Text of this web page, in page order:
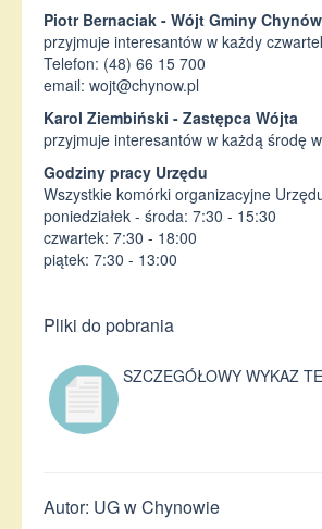
Piotr Bernaciak - Wójt Gminy Chynów
przyjmuje interesantów w każdy
Telefon: (48) 66 15 700
email: wojt@chynow.pl
Karol Ziembiński - Zastępca Wójta
przyjmuje interesantów w każdą środę
Godziny pracy Urzędu
Wszystkie komórki organizacyjne
poniedziałek - środa: 7:30 - 15:30
czwartek: 7:30 - 18:00
piątek: 7:30 - 13:00
Pliki do pobrania
SZCZEGÓŁOWY WYKAZ
Autor: UG w Chynowie